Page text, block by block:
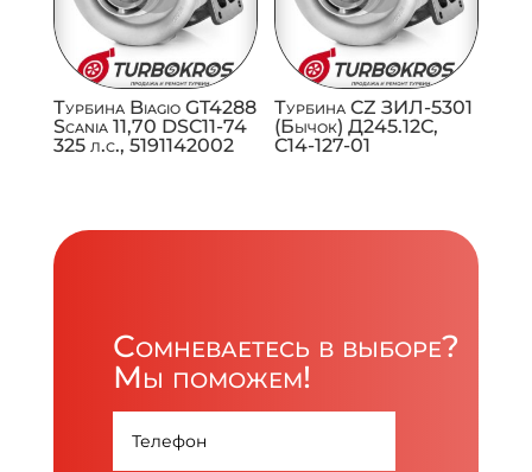
Турбина Biagio GT4288
Scania 11,70 DSC11-74
325 л.с., 5191142002
Турбина CZ ЗИЛ-5301
(Бычок) Д245.12С,
C14-127-01
Сомневаетесь в выборе?
Мы поможем!